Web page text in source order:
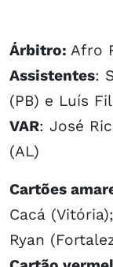
Árbitro: Afro
Assistentes:
(PB) e Luís
VAR: José
(AL)
Cartões
Cacá
Ryan